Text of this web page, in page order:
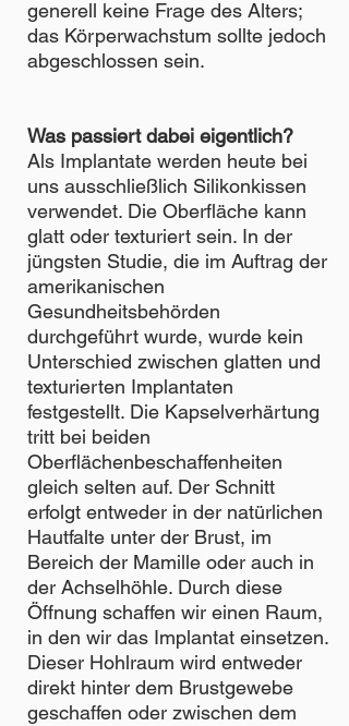
generell keine Frage des Alters;
das Körperwachstum sollte jedoch
abgeschlossen sein.
Was passiert dabei eigentlich?
Als Implantate werden heute bei
uns ausschließlich Silikonkissen
verwendet. Die Oberfläche kann
glatt oder texturiert sein. In der
jüngsten Studie, die im Auftrag der
amerikanischen
Gesundheitsbehörden
durchgeführt wurde, wurde kein
Unterschied zwischen glatten und
texturierten Implantaten
festgestellt. Die Kapselverhärtung
tritt bei beiden
Oberflächenbeschaffenheiten
gleich selten auf. Der Schnitt
erfolgt entweder in der natürlichen
Hautfalte unter der Brust, im
Bereich der Mamille oder auch in
der Achselhöhle. Durch diese
Öffnung schaffen wir einen Raum,
in den wir das Implantat einsetzen.
Dieser Hohlraum wird entweder
direkt hinter dem Brustgewebe
geschaffen oder zwischen dem